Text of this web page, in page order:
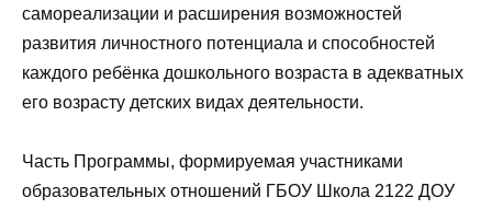
самореализации и расширения возможностей
развития личностного потенциала и способностей
каждого ребёнка дошкольного возраста в адекватных
его возрасту детских видах деятельности.
Часть Программы, формируемая участниками
образовательных отношений ГБОУ Школа 2122 ДОУ